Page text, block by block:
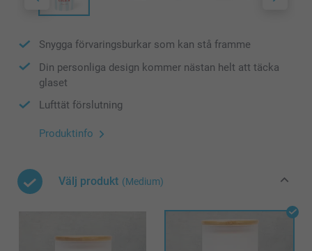
Snygga förvaringsburkar som kan stå framme
Din personliga design kommer nästan helt att täcka
glaset
Lufttät förslutning
Produktinfo
Välj produkt (Medium)